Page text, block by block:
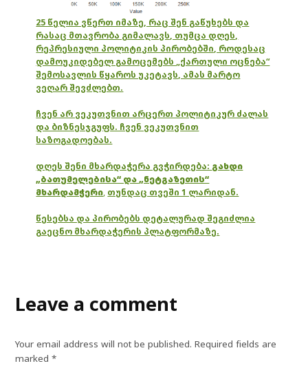
25 წელია ვწერთ იმაზე, რაც შენ გაწუხებს და
რასაც მთავრობა გიმალავს, თუმცა დღეს,
რეპრესიული პოლიტიკის პირობებში, როდესაც
დამოუკიდებელ გამოცემებს „ქართული ოცნება“
შემოსავლის წყაროს უკეტავს, ამას მარტო
ვეღარ შევძლებთ.
ჩვენ არ ვეკუთვნით არცერთ პოლიტიკურ ძალას
და ბიზნესჯგუფს. ჩვენ ვეკუთვნით
საზოგადოებას.
დღეს შენი მხარდაჭერა გვჭირდება: გახდი
„ბათუმელებისა“ და „ნეტგაზეთის“
მხარდამჭერი, თუნდაც თვეში 1 ლარიდან.
წესებსა და პირობებს დეტალურად შეგიძლია
გაეცნო მხარდაჭერის პლატფორმაზე.
Leave a comment
Your email address will not be published. Required fields are
marked*